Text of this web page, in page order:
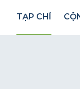
TẠP CHÍ